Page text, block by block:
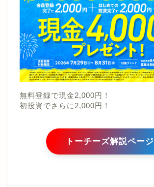
無料登録で現金2,000円！
初投資でさらに2,000円！
トーチーズ解説ページ